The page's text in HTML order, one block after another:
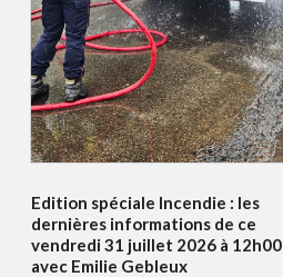
Edition spéciale Incendie : les
dernières informations de ce
vendredi 31 juillet 2026 à 12h00
avec Emilie Gebleux